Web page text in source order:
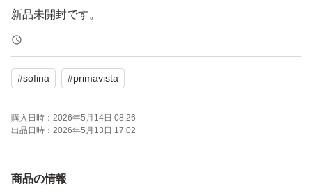
新品未開封です。
【ブランド】Primavista
【商品名】パウダーファンデーション
【カラー】オークル03
【SPF】SPF16
【PA】PA+++
#sofina #primavista
購入日時： 2026年5月14日 08:26
出品日時： 2026年5月13日 17:02
商品の情報